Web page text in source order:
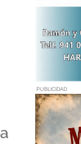
PUBLICIDAD